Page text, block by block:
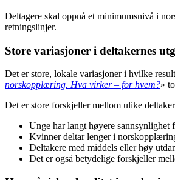
Deltagere skal oppnå et minimumsnivå i
retningslinjer.
Store variasjoner i deltakernes
Det er store, lokale variasjoner i hvilke
norskopplæring. Hva virker – for hvem?»
Det er store forskjeller mellom ulike
Unge har langt høyere sannsynlighet
Kvinner deltar lenger i
Deltakere med middels eller høy
Det er også betydelige forskjeller